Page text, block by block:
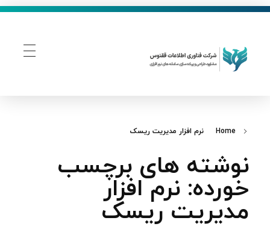
Home نرم‌ افزار مدیریت ریسک
نوشته های برچسب
خورده: نرم‌ افزار
مدیریت ریسک